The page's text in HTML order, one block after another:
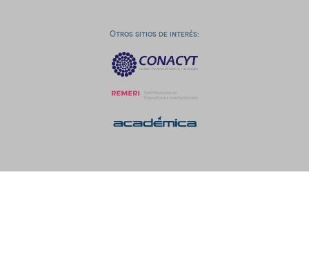
Otros sitios de interés: